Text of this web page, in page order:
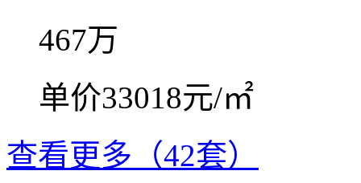
467万
单价33018元/㎡
查看更多（42套）